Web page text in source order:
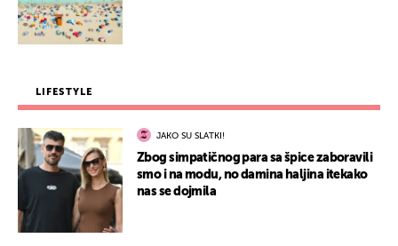
LIFESTYLE
JAKO SU SLATKI!
Zbog simpatičnog para sa špice zaboravili
smo i na modu, no damina haljina itekako
nas se dojmila